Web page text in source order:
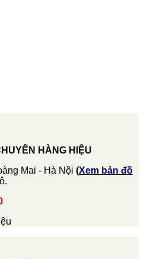
HÀNG HIỆU
Mai - Hà Nội (Xem bản đồ